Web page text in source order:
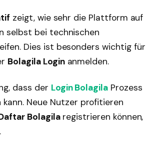
zeigt, wie sehr die Plattform auf
selbst bei technischen
Dies ist besonders wichtig für
Bolagila Loginanmelden.
dass der Login Bolagila Prozess
Neue Nutzer profitieren
Bolagilaregistrieren können,